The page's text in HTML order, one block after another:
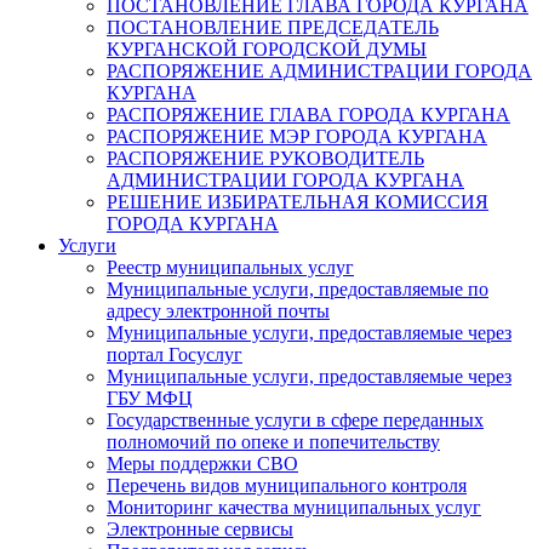
ПОСТАНОВЛЕНИЕ ГЛАВА ГОРОДА КУРГАНА
ПОСТАНОВЛЕНИЕ ПРЕДСЕДАТЕЛЬ
КУРГАНСКОЙ ГОРОДСКОЙ ДУМЫ
РАСПОРЯЖЕНИЕ АДМИНИСТРАЦИИ ГОРОДА
КУРГАНА
РАСПОРЯЖЕНИЕ ГЛАВА ГОРОДА КУРГАНА
РАСПОРЯЖЕНИЕ МЭР ГОРОДА КУРГАНА
РАСПОРЯЖЕНИЕ РУКОВОДИТЕЛЬ
АДМИНИСТРАЦИИ ГОРОДА КУРГАНА
РЕШЕНИЕ ИЗБИРАТЕЛЬНАЯ КОМИССИЯ
ГОРОДА КУРГАНА
Услуги
Реестр муниципальных услуг
Муниципальные услуги, предоставляемые по
адресу электронной почты
Муниципальные услуги, предоставляемые через
портал Госуслуг
Муниципальные услуги, предоставляемые через
ГБУ МФЦ
Государственные услуги в сфере переданных
полномочий по опеке и попечительству
Меры поддержки СВО
Перечень видов муниципального контроля
Мониторинг качества муниципальных услуг
Электронные сервисы